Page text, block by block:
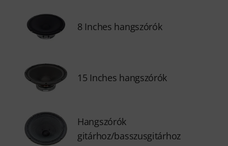
8 Inches hangszórók
15 Inches hangszórók
Hangszórók
gitárhoz/basszusgitárhoz